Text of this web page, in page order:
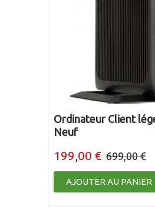
Ordinateur Client
Neuf
199,00 € 699,00 €
AJOUTER AU PANIER